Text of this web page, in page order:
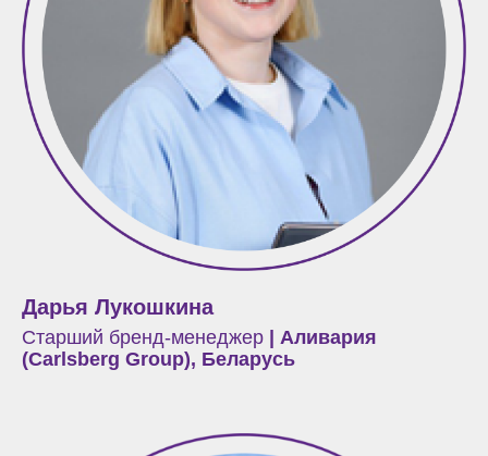
Дарья Лукошкина
Старший бренд-менеджер | Аливария
(Carlsberg Group), Беларусь